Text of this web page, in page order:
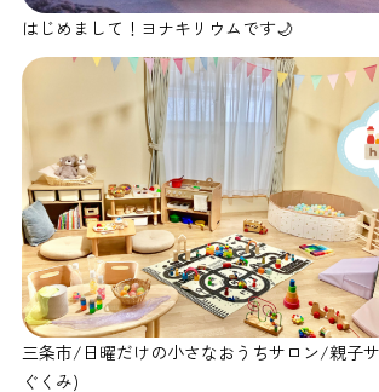
はじめまして！ヨナキリウムです🌙
三条市/日曜だけの小さなおうちサロン/親子
ぐくみ)